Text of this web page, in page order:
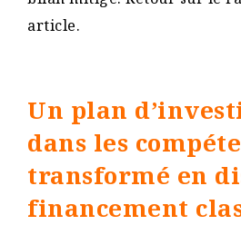
article.
Un plan
dans les
transformé en
financement